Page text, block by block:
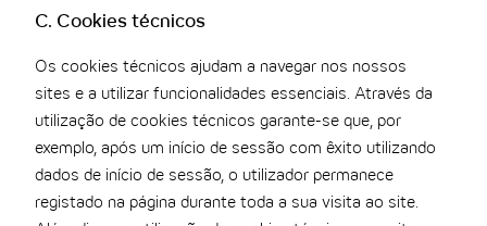
C. Cookies técnicos
Os cookies técnicos ajudam a navegar nos nossos
sites e a utilizar funcionalidades essenciais. Através da
utilização de cookies técnicos garante-se que, por
exemplo, após um início de sessão com êxito utilizando
dados de início de sessão, o utilizador permanece
registado na página durante toda a sua visita ao site.